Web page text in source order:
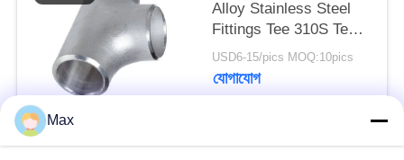
Alloy Stainless Steel
Fittings Tee 310S Tee
Round Head Code
USD6-15/pics MOQ:10pics
যোগাযোগ
Max